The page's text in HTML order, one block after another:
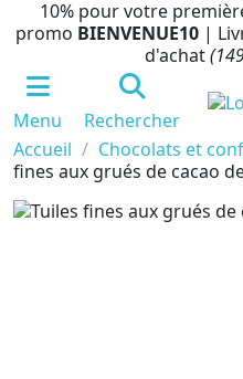
10% pour votre
promo BIENVENUE10 |
d'achat
Menu Rechercher
Accueil
Chocolats et
fines aux grués de cacao